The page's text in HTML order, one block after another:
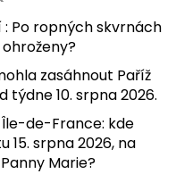
Po ropných skvrnách
ohroženy?
zasáhnout Paříž
týdne 10. srpna 2026.
Île-de-France: kde
15. srpna 2026, na
Marie?